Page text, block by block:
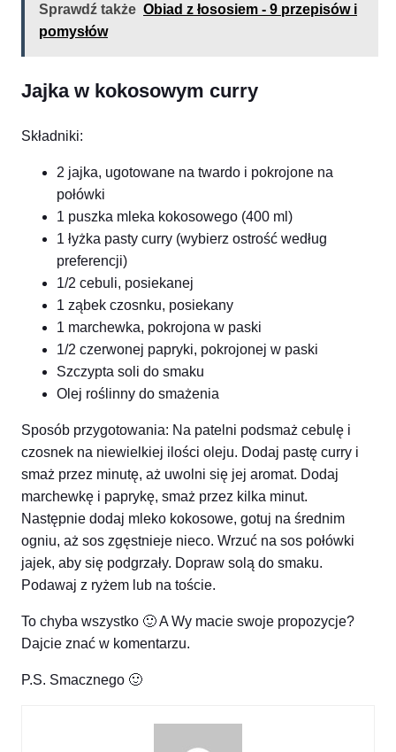
Sprawdź także Obiad z łososiem - 9 przepisów i
pomysłów
Jajka w kokosowym curry
Składniki:
2 jajka, ugotowane na twardo i pokrojone na
połówki
1 puszka mleka kokosowego (400 ml)
1 łyżka pasty curry (wybierz ostrość według
preferencji)
1/2 cebuli, posiekanej
1 ząbek czosnku, posiekany
1 marchewka, pokrojona w paski
1/2 czerwonej papryki, pokrojonej w paski
Szczypta soli do smaku
Olej roślinny do smażenia
Sposób przygotowania: Na patelni podsmaż cebulę i
czosnek na niewielkiej ilości oleju. Dodaj pastę curry i
smaż przez minutę, aż uwolni się jej aromat. Dodaj
marchewkę i paprykę, smaż przez kilka minut.
Następnie dodaj mleko kokosowe, gotuj na średnim
ogniu, aż sos zgęstnieje nieco. Wrzuć na sos połówki
jajek, aby się podgrzały. Dopraw solą do smaku.
Podawaj z ryżem lub na toście.
To chyba wszystko 🙂 A Wy macie swoje propozycje?
Dajcie znać w komentarzu.
P.S. Smacznego 🙂